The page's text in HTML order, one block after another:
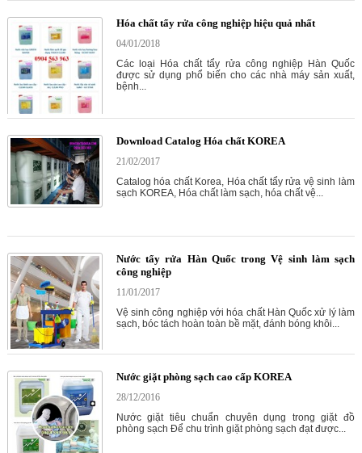
Hóa chất tẩy rửa công nghiệp hiệu quả nhất
04/01/2018
Các loại Hóa chất tẩy rửa công nghiệp Hàn Quốc
được sử dụng phổ biến cho các nhà máy sản xuất,
bệnh...
Download Catalog Hóa chất KOREA
21/02/2017
Catalog hóa chất Korea, Hóa chất tẩy rửa vệ sinh làm
sạch KOREA, Hóa chất làm sạch, hóa chất vệ...
Nước tẩy rửa Hàn Quốc trong Vệ sinh làm sạch
công nghiệp
11/01/2017
Vệ sinh công nghiệp với hóa chất Hàn Quốc xử lý làm
sạch, bóc tách hoàn toàn bề mặt, đánh bóng khôi...
Nước giặt phòng sạch cao cấp KOREA
28/12/2016
Nước giặt tiêu chuẩn chuyên dụng trong giặt đồ
phòng sạch Để chu trình giặt phòng sạch đạt được...